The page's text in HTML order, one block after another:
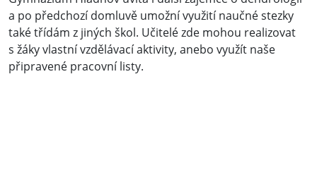
a po předchozí domluvě umožní využití naučné stezky
také třídám z jiných škol. Učitelé zde mohou realizovat
s žáky vlastní vzdělávací aktivity, anebo využít naše
připravené pracovní listy.